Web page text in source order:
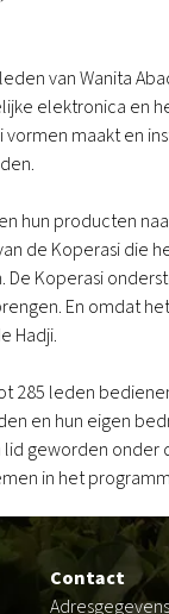
van Wanita
elektronica en
maakt en
hun producten
de Koperasi die
Koperasi
En omdat
Hadji.
285 leden
en hun eigen
geworden
in het
Contact
Adresgegevens